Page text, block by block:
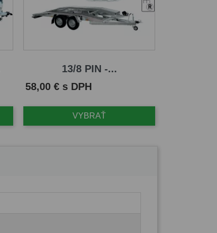
13/8 PIN -...
Cena
58,00 € s DPH
VYBRAŤ